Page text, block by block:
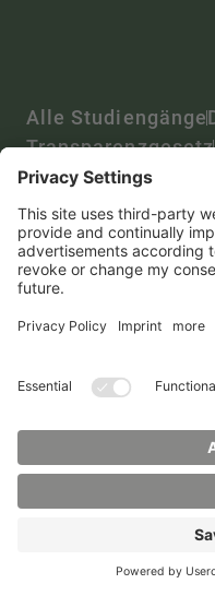
Alle Studiengänge
Transparenzgesetz
Impressum